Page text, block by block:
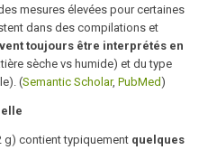
mesures élevées pour certaines
dans des compilations et
toujours être interprétés en
sèche vs humide) et du type
(Semantic Scholar, PubMed)
g) contient typiquement quelques